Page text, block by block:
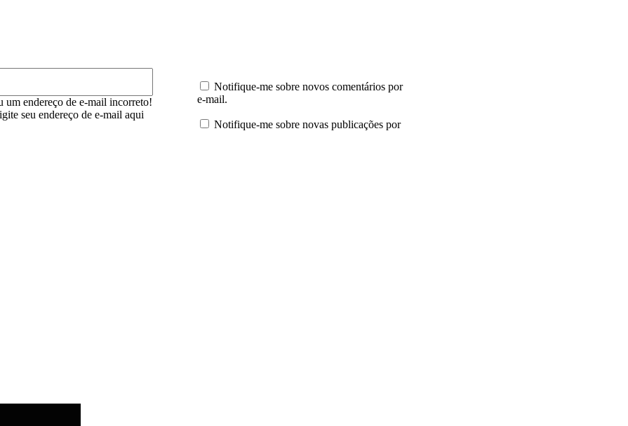
um endereço de e-mail incorreto!
seu endereço de e-mail aqui
Notifique-me sobre novos comentários por
e-mail.
Notifique-me sobre novas publicações por